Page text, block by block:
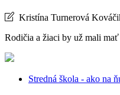
Kristína Turnerová
Rodičia a žiaci by už mali
Stredná škola - ako na